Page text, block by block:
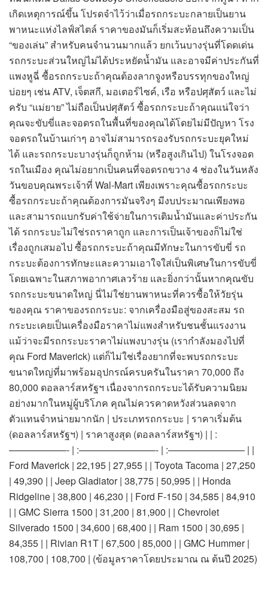
เกิดเหตุการณ์ขึ้น โปรดจำไว้ว่าเมื่อรถกระบะกลายเป็นยาน
พาหนะแห่งไลฟ์สไตล์ ราคาของมันก็เริ่มสะท้อนถึงความเป็น
“ของเล่น” สำหรับคนจำนวนมากแล้ว ยกเว้นบางรุ่นที่โดดเด่น
รถกระบะส่วนใหญ่ไม่ได้ประหยัดน้ำมัน และอาจมีค่าประกันที่
แพงหูฉี่ ซื้อรถกระบะถ้าคุณต้องลากจูงหรือบรรทุกของใหญ่
บ่อยๆ เช่น ATV, เจ็ตสกี, มอเตอร์ไซค์, เรือ หรือปศุสัตว์ และไม่
ครับ “แม่ยาย” ไม่ถือเป็นปศุสัตว์ ซื้อรถกระบะถ้าคุณแน่ใจว่า
คุณจะขับขี่และจอดรถในพื้นที่ของคุณได้โดยไม่มีปัญหา โรง
จอดรถในบ้านเก่าๆ อาจไม่สามารถรองรับรถกระบะยุคใหม่
ได้ และรถกระบะบางรุ่นก็ถูกห้าม (หรือสูงเกินไป) ในโรงจอด
รถในเมือง คุณไม่อยากเป็นคนที่จอดรถขวาง 4 ช่องในวันหลัง
วันขอบคุณพระเจ้าที่ Wal-Mart เพียงเพราะคุณซื้อรถกระบะ
ซื้อรถกระบะถ้าคุณต้องการมันจริงๆ มีงบประมาณเพียงพอ
และสามารถแบกรับค่าใช้จ่ายในการเติมน้ำมันและค่าประกัน
ได้ รถกระบะไม่ใช่รถราคาถูก และการเป็นเจ้าของก็ไม่ใช่
เรื่องถูกเสมอไป ซื้อรถกระบะถ้าคุณมีทักษะในการขับขี่ รถ
กระบะต้องการทักษะและความเอาใจใส่เป็นพิเศษในการขับขี่
โดยเฉพาะในสภาพอากาศเลวร้าย และยิ่งกว่านั้นหากคุณขับ
รถกระบะขนาดใหญ่ นี่ไม่ใช่ยานพาหนะที่ควรซื้อให้วัยรุ่น
ของคุณ ราคาของรถกระบะ: จากเครื่องมือสู่ของสะสม รถ
กระบะเคยเป็นเครื่องมือราคาไม่แพงสำหรับชนชั้นแรงงาน
แม้ว่าจะมีรถกระบะราคาไม่แพงบางรุ่น (เรากำลังมองไปที่
คุณ Ford Maverick) แต่ก็ไม่ใช่เรื่องยากที่จะพบรถกระบะ
ขนาดใหญ่ที่มาพร้อมอุปกรณ์ครบครันในราคา 70,000 ถึง
80,000 ดอลลาร์สหรัฐฯ เนื่องจากรถกระบะได้รับความนิยม
อย่างมากในหมู่ผู้บริโภค คุณไม่ควรคาดหวังส่วนลดจาก
ตัวแทนจำหน่ายมากนัก | ประเภทรถกระบะ | ราคาเริ่มต้น
(ดอลลาร์สหรัฐฯ) | ราคาสูงสุด (ดอลลาร์สหรัฐฯ) | | :
——————- | :————————- | :———————— | |
Ford Maverick | 22,195 | 27,955 | | Toyota Tacoma | 27,250
| 49,390 | | Jeep Gladiator | 38,775 | 50,995 | | Honda
Ridgeline | 38,800 | 46,230 | | Ford F-150 | 34,585 | 84,910
| | GMC Sierra 1500 | 31,200 | 81,900 | | Chevrolet
Silverado 1500 | 34,600 | 68,400 | | Ram 1500 | 30,695 |
84,355 | | Rivian R1T | 67,500 | 85,000 | | GMC Hummer |
108,700 | 108,700 | (ข้อมูลราคาโดยประมาณ ณ ต้นปี 2025)